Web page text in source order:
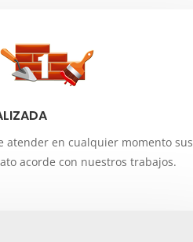
atender en cualquier momento sus
acorde con nuestros trabajos.